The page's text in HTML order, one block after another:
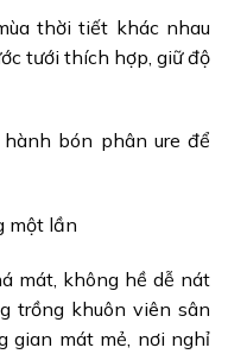
thời tiết khác nhau
tưới thích hợp, giữ độ
bón phân ure để
một lần
mát, không hề dễ nát
trồng khuôn viên sân
gian mát mẻ, nơi nghỉ